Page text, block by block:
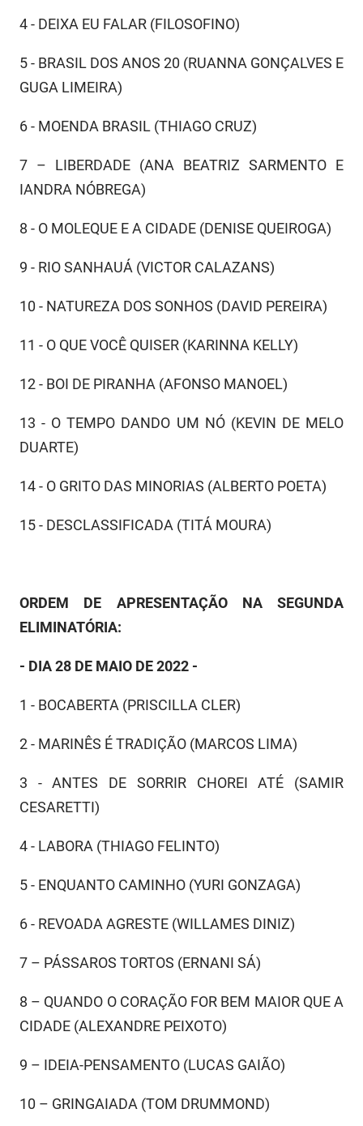
4 - DEIXA EU FALAR (FILOSOFINO)
5 - BRASIL DOS ANOS 20 (RUANNA GONÇALVES E
GUGA LIMEIRA)
6 - MOENDA BRASIL (THIAGO CRUZ)
7 – LIBERDADE (ANA BEATRIZ SARMENTO E
IANDRA NÓBREGA)
8 - O MOLEQUE E A CIDADE (DENISE QUEIROGA)
9 - RIO SANHAUÁ (VICTOR CALAZANS)
10 - NATUREZA DOS SONHOS (DAVID PEREIRA)
11 - O QUE VOCÊ QUISER (KARINNA KELLY)
12 - BOI DE PIRANHA (AFONSO MANOEL)
13 - O TEMPO DANDO UM NÓ (KEVIN DE MELO
DUARTE)
14 - O GRITO DAS MINORIAS (ALBERTO POETA)
15 - DESCLASSIFICADA (TITÁ MOURA)
ORDEM DE APRESENTAÇÃO NA SEGUNDA
ELIMINATÓRIA:
- DIA 28 DE MAIO DE 2022 -
1 - BOCABERTA (PRISCILLA CLER)
2 - MARINÊS É TRADIÇÃO (MARCOS LIMA)
3 - ANTES DE SORRIR CHOREI ATÉ (SAMIR
CESARETTI)
4 - LABORA (THIAGO FELINTO)
5 - ENQUANTO CAMINHO (YURI GONZAGA)
6 - REVOADA AGRESTE (WILLAMES DINIZ)
7 – PÁSSAROS TORTOS (ERNANI SÁ)
8 – QUANDO O CORAÇÃO FOR BEM MAIOR QUE A
CIDADE (ALEXANDRE PEIXOTO)
9 – IDEIA-PENSAMENTO (LUCAS GAIÃO)
10 – GRINGAIADA (TOM DRUMMOND)